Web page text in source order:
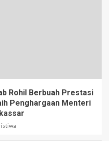
Rohil Berbuah Prestasi
Penghargaan Menteri